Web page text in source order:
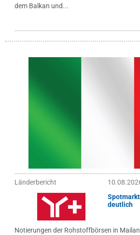
dem Balkan und...
Länderbericht
deutlich
Notierungen der Rohstoffbörsen in